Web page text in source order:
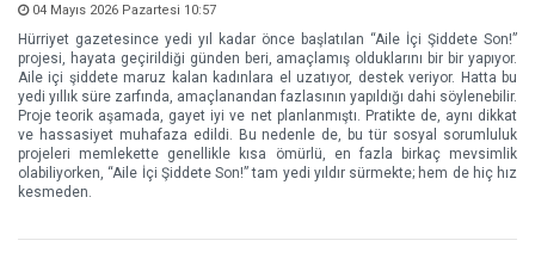
04 Mayıs 2026 Pazartesi 10:57
Hürriyet gazetesince yedi yıl kadar önce başlatılan “Aile İçi Şiddete Son!”
projesi, hayata geçirildiği günden beri, amaçlamış olduklarını bir bir yapıyor.
Aile içi şiddete maruz kalan kadınlara el uzatıyor, destek veriyor. Hatta bu
yedi yıllık süre zarfında, amaçlanandan fazlasının yapıldığı dahi söylenebilir.
Proje teorik aşamada, gayet iyi ve net planlanmıştı. Pratikte de, aynı dikkat
ve hassasiyet muhafaza edildi. Bu nedenle de, bu tür sosyal sorumluluk
projeleri memlekette genellikle kısa ömürlü, en fazla birkaç mevsimlik
olabiliyorken, “Aile İçi Şiddete Son!” tam yedi yıldır sürmekte; hem de hiç hız
kesmeden.